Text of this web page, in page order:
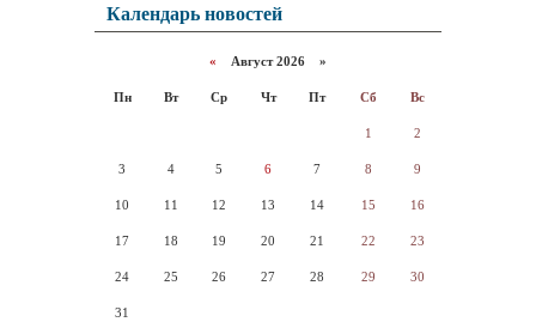
Календарь новостей
« Август 2026 »
Пн Вт Ср Чт Пт Сб Вс
1 2
3 4 5 6 7 8 9
10 11 12 13 14 15 16
17 18 19 20 21 22 23
24 25 26 27 28 29 30
31